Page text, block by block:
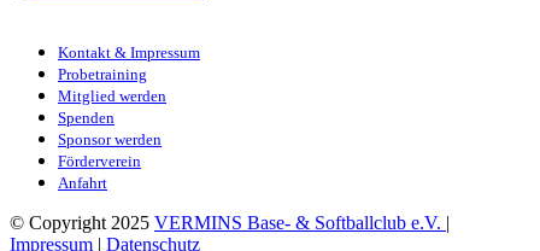
Kontakt & Impressum
Probetraining
Mitglied werden
Spenden
Sponsor werden
Förderverein
Anfahrt
© Copyright 2025 VERMINS Base- & Softballclub e.V. |
Impressum | Datenschutz